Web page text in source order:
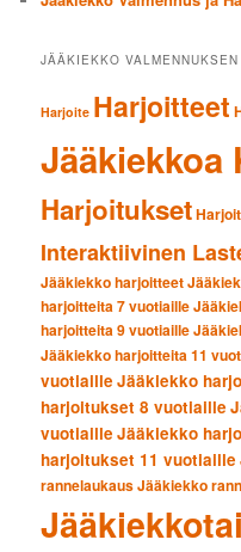
JÄÄKIEKKO
Harjoite Harjoitteet
Jääkiekkoa
Harjoitukset
Interaktiivinen
Jääkiekko harjoitteet
harjoitteita 7 vuotiaille
harjoitteita 9 vuotiaille
Jääkiekko harjoitteita 11
vuotiaille Jääkiekko
harjoitukset 8 vuotiaille
vuotiaille Jääkiekko
harjoitukset 11 vuotiaille
rannelaukausJääkiekko